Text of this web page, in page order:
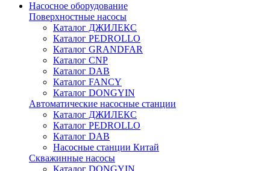
Насосное оборудование
Поверхностные насосы
Каталог ДЖИЛЕКС
Каталог PEDROLLO
Каталог GRANDFAR
Каталог CNP
Каталог DAB
Каталог FANCY
Каталог DONGYIN
Автоматические насосные станции
Каталог ДЖИЛЕКС
Каталог PEDROLLO
Каталог DAB
Насосные станции Китай
Скважинные насосы
Каталог DONGYIN